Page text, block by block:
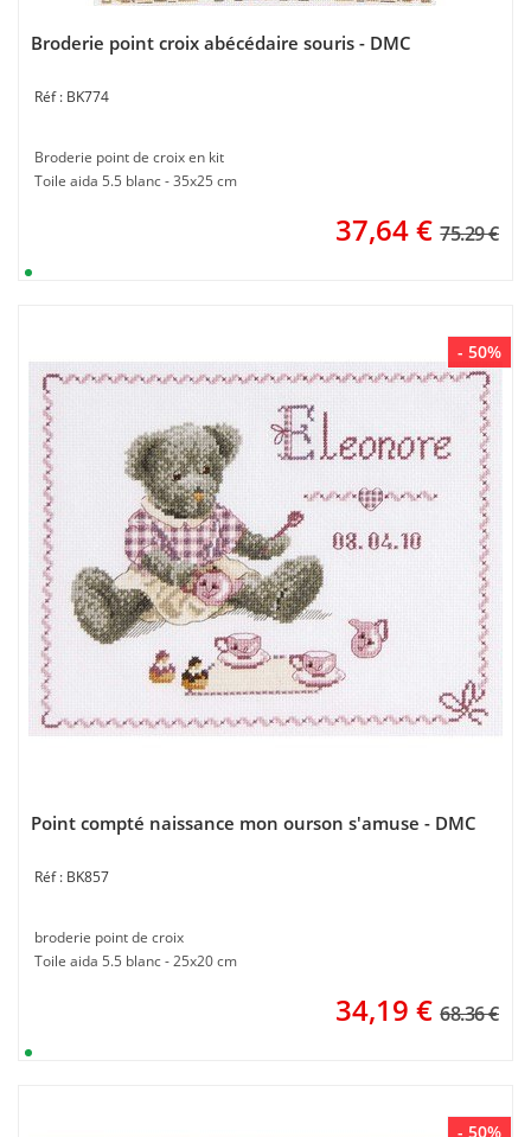
Broderie point croix abécédaire souris - DMC
BK774
Broderie point de croix en kit
Toile aida 5.5 blanc - 35x25 cm
37,64€ 75.29 €
- 50%
Point compté naissance mon ourson s'amuse - DMC
BK857
broderie point de croix
Toile aida 5.5 blanc - 25x20 cm
34,19 € 68.36 €
- 50%